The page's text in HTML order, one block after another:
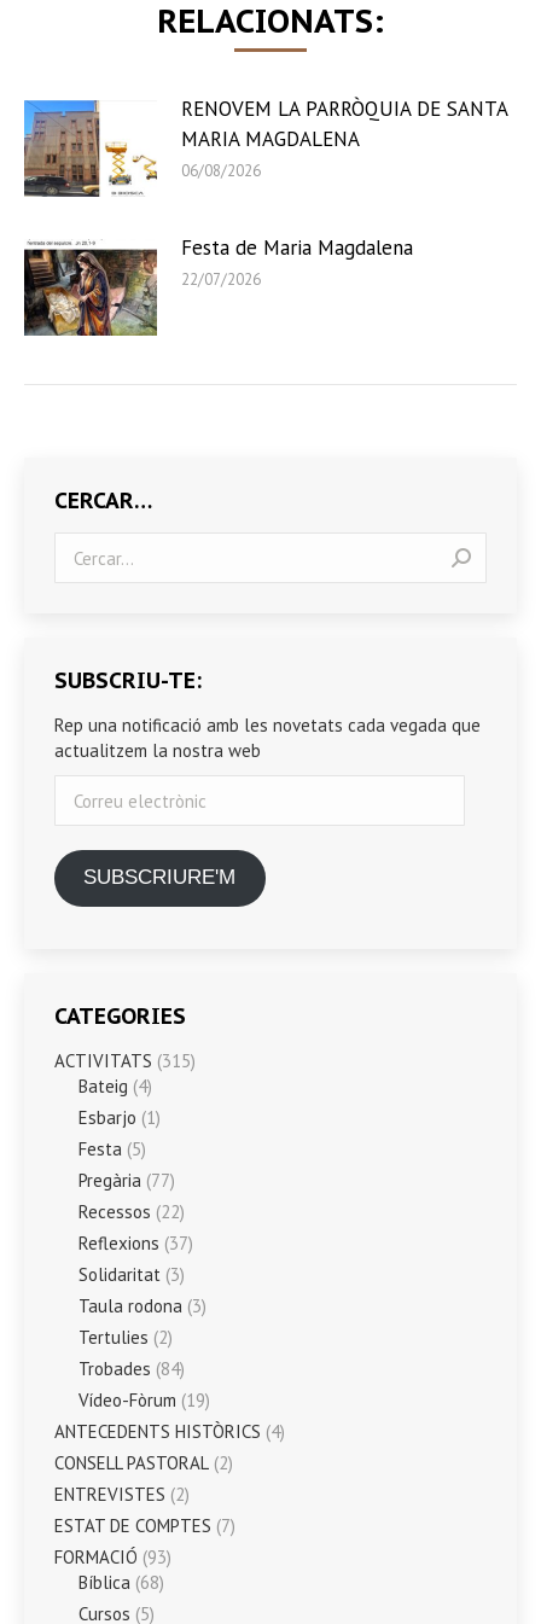
RELACIONATS:
RENOVEM LA PARRÒQUIA DE SANTA
MARIA MAGDALENA
06/08/2026
Festa de Maria Magdalena
22/07/2026
CERCAR…
SUBSCRIU-TE:
Rep una notificació amb les novetats cada vegada que
actualitzem la nostra web
electrònic
SUBSCRIURE'M
CATEGORIES
ACTIVITATS (315)
Bateig (4)
Esbarjo (1)
Festa (5)
Pregària (77)
Recessos (22)
Reflexions (37)
Solidaritat (3)
Taula rodona (3)
Tertulies (2)
Trobades (84)
Vídeo-Fòrum (19)
ANTECEDENTS HISTÒRICS (4)
CONSELL PASTORAL (2)
ENTREVISTES (2)
ESTAT DE COMPTES (7)
FORMACIÓ (93)
Bíblica (68)
Cursos (5)